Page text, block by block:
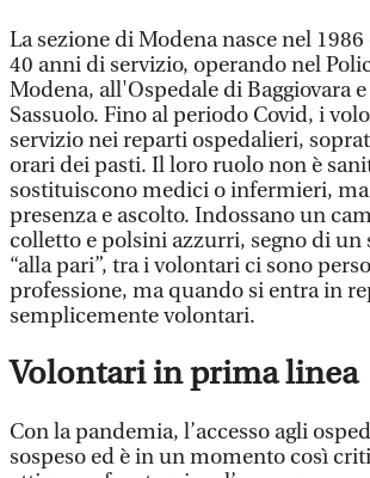
La sezione di Modena nasce nel 1986
40 anni di servizio, operando nel
Modena, all'Ospedale di Baggiovara
Sassuolo. Fino al periodo Covid, i
servizio nei reparti ospedalieri,
orari dei pasti. Il loro ruolo non è
sostituiscono medici o infermieri,
presenza e ascolto. Indossano un
colletto e polsini azzurri, segno di un
“alla pari”, tra i volontari ci sono
professione, ma quando si entra in
semplicemente volontari.
Volontari in prima linea
Con la pandemia, l’accesso agli
sospeso ed è in un momento così